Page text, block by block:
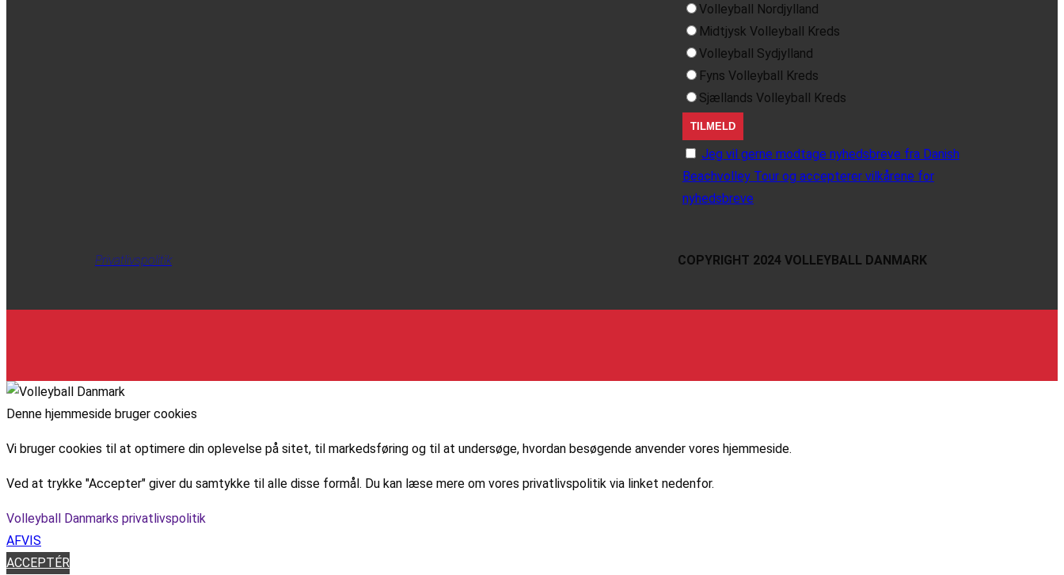
Volleyball Nordjylland
Midtjysk Volleyball Kreds
Volleyball Sydjylland
Fyns Volleyball Kreds
Sjællands Volleyball Kreds
Jeg vil gerne modtage nyhedsbreve fra Danish
Beachvolley Tour og accepterer vilkårene for
nyhedsbreve
Privatlivspolitik COPYRIGHT 2024 VOLLEYBALL DANMARK
Denne hjemmeside bruger cookies
Vi bruger cookies til at optimere din oplevelse på sitet, til markedsføring og til at undersøge, hvordan besøgende anvender vores hjemmeside.
Ved at trykke "Accepter" giver du samtykke til alle disse formål. Du kan læse mere om vores privatlivspolitik via linket nedenfor.
Volleyball Danmarks privatlivspolitik
AFVIS
ACCEPTÉR